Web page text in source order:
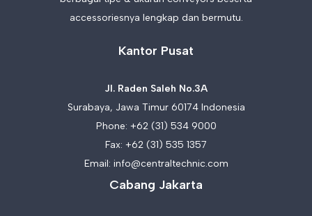
accessoriesnya lengkap dan bermutu.
Kantor Pusat
Jl. Raden Saleh No.3A
Surabaya, Jawa Timur 60174 Indonesia
Phone: +62 (31) 534 9000
Fax: +62 (31) 535 1357
Email: info@centraltechnic.com
Cabang Jakarta